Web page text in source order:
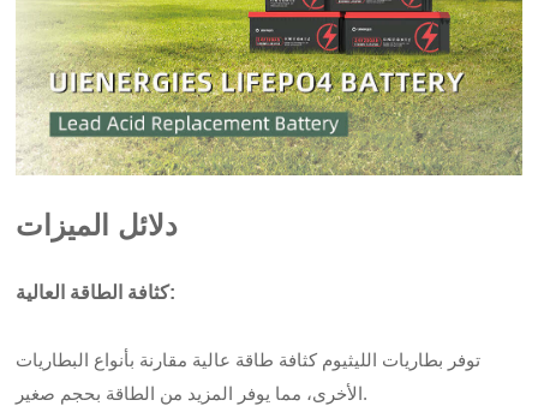
دلائل الميزات
كثافة الطاقة العالية:
توفر بطاريات الليثيوم كثافة طاقة عالية مقارنة بأنواع البطاريات
الأخرى، مما يوفر المزيد من الطاقة بحجم صغير.